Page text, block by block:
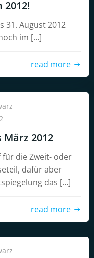
2012!
31. August 2012
im […]
read more
März 2012
die Zweit- oder
dafür aber
das […]
read more